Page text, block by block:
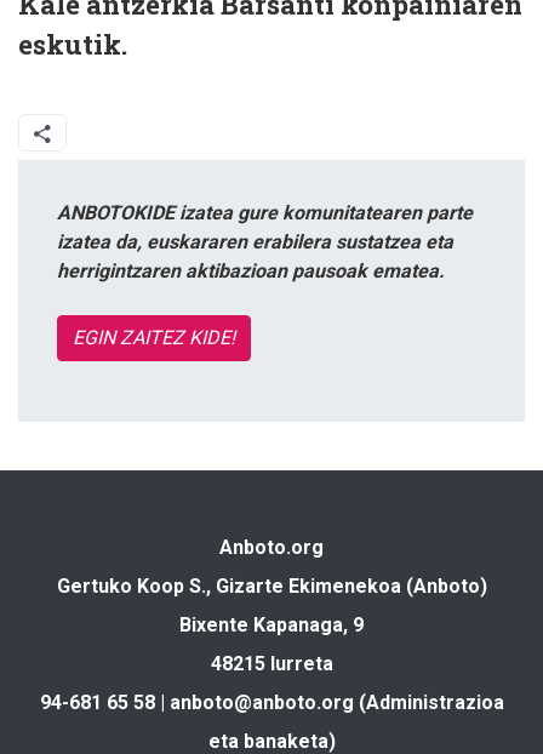
eskutik.
ANBOTOKIDE izatea gure komunitatearen parte
izatea da, euskararen erabilera sustatzea eta
herrigintzaren aktibazioan pausoak ematea.
EGIN ZAITEZ KIDE!
Anboto.org
Gertuko Koop S., Gizarte Ekimenekoa (Anboto)
Bixente Kapanaga, 9
48215 Iurreta
94-681 65 58 | anboto@anboto.org (Administrazioa
eta banaketa)